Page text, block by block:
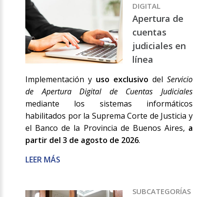
DIGITAL
Apertura de
cuentas
judiciales en
línea
Implementación y uso exclusivo del Servicio
de Apertura Digital de Cuentas Judiciales
mediante los sistemas informáticos
habilitados por la Suprema Corte de Justicia y
el Banco de la Provincia de Buenos Aires, a
partir del 3 de agosto de 2026.
LEER MÁS
SUBCATEGORÍAS